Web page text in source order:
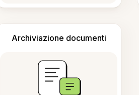
Archiviazione documenti